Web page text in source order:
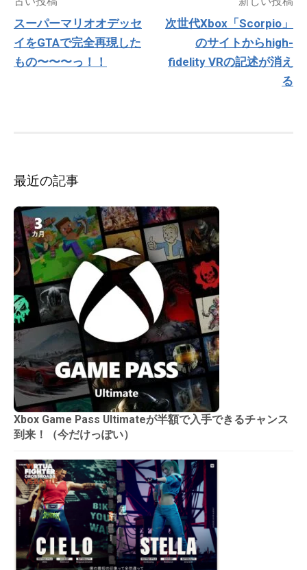
ナ
ビ
ゲ
スーパーマリオオデッセ
イをGTAで完全再現した
もの〜〜〜っ！！
次世代Xbox「Scorpio」
のサイトからhigh-
fidelity VRの記述が消え
る
最近の記事
Xbox Game Pass Ultimateが半額で入手できるチャンス
到来！（今だけっぽい）